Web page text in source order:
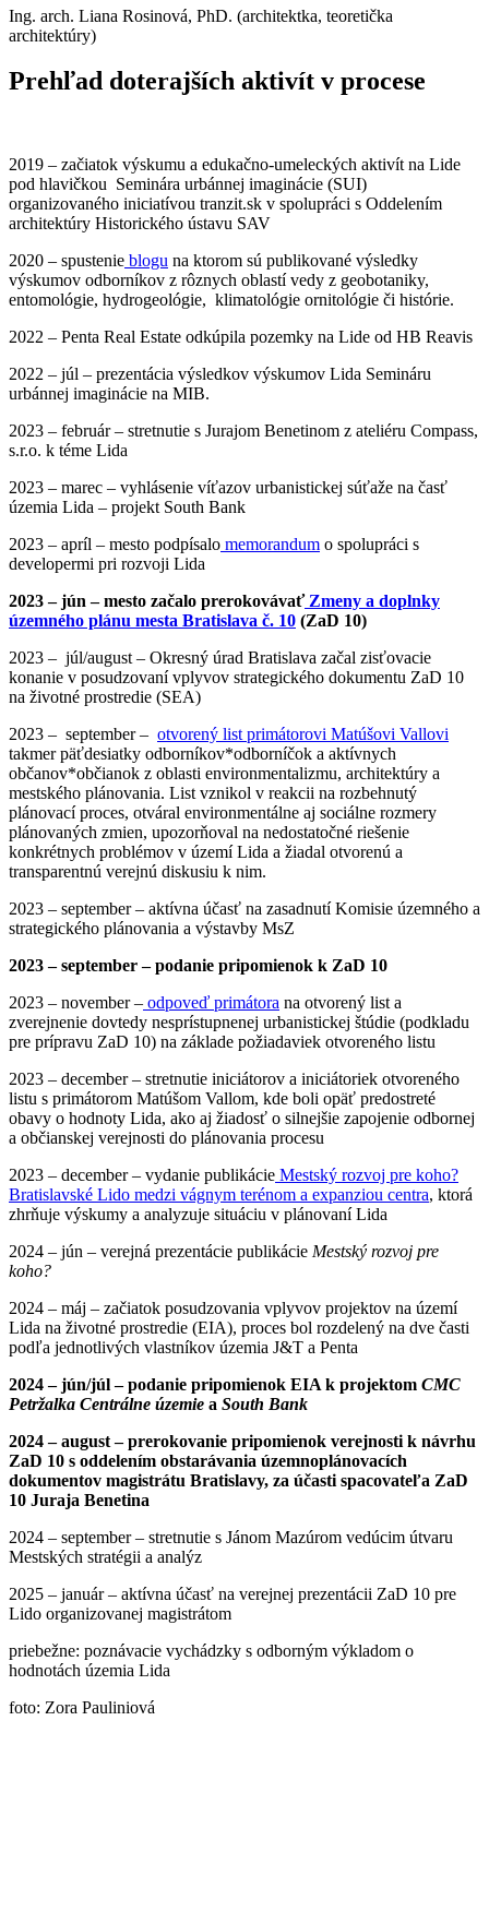
Ing. arch. Liana Rosinová, PhD. (architektka, teoretička
architektúry)
Prehľad doterajších aktivít v procese
2019 – začiatok výskumu a edukačno-umeleckých aktivít na Lide
pod hlavičkou Seminára urbánnej imaginácie (SUI)
organizovaného iniciatívou tranzit.sk v spolupráci s Oddelením
architektúry Historického ústavu SAV
2020 – spustenie blogu na ktorom sú publikované výsledky
výskumov odborníkov z rôznych oblastí vedy z geobotaniky,
entomológie, hydrogeológie, klimatológie ornitológie či histórie.
2022 – Penta Real Estate odkúpila pozemky na Lide od HB Reavis
2022 – júl – prezentácia výsledkov výskumov Lida Semináru
urbánnej imaginácie na MIB.
2023 – február – stretnutie s Jurajom Benetinom z ateliéru Compass,
s.r.o. k téme Lida
2023 – marec – vyhlásenie víťazov urbanistickej súťaže na časť
územia Lida – projekt South Bank
2023 – apríl – mesto podpísalo memorandum o spolupráci s
developermi pri rozvoji Lida
2023 – jún – mesto začalo prerokovávať Zmeny a doplnky
územného plánu mesta Bratislava č. 10 (ZaD 10)
2023 – júl/august – Okresný úrad Bratislava začal zisťovacie
konanie v posudzovaní vplyvov strategického dokumentu ZaD 10
na životné prostredie (SEA)
2023 – september – otvorený list primátorovi Matúšovi Vallovi
takmer päťdesiatky odborníkov*odborníčok a aktívnych
občanov*občianok z oblasti environmentalizmu, architektúry a
mestského plánovania. List vznikol v reakcii na rozbehnutý
plánovací proces, otváral environmentálne aj sociálne rozmery
plánovaných zmien, upozorňoval na nedostatočné riešenie
konkrétnych problémov v území Lida a žiadal otvorenú a
transparentnú verejnú diskusiu k nim.
2023 – september– aktívna účasť na zasadnutí Komisie územného a
strategického plánovania a výstavby MsZ
2023 – september – podanie pripomienok k ZaD 10
2023 – november – odpoveď primátora na otvorený list a
zverejnenie dovtedy nesprístupnenej urbanistickej štúdie (podkladu
pre prípravu ZaD 10) na základe požiadaviek otvoreného listu
2023 – december – stretnutie iniciátorov a iniciátoriek otvoreného
listu s primátorom Matúšom Vallom, kde boli opäť predostreté
obavy o hodnoty Lida, ako aj žiadosť o silnejšie zapojenie odbornej
a občianskej verejnosti do plánovania procesu
2023 – december – vydanie publikácie Mestský rozvoj pre koho?
Bratislavské Lido medzi vágnym terénom a expanziou centra, ktorá
zhrňuje výskumy a analyzuje situáciu v plánovaní Lida
2024 – jún – verejná prezentácie publikácie Mestský rozvoj pre
koho?
2024 – máj – začiatok posudzovania vplyvov projektov na území
Lida na životné prostredie (EIA), proces bol rozdelený na dve časti
podľa jednotlivých vlastníkov územia J&T a Penta
2024 – jún/júl – podanie pripomienok EIA k projektom CMC
Petržalka Centrálne územie a South Bank
2024 – august – prerokovanie pripomienok verejnosti k návrhu
ZaD 10 s oddelením obstarávania územnoplánovacích
dokumentov magistrátu Bratislavy, za účasti spacovateľa ZaD
10 Juraja Benetina
2024 – september – stretnutie s Jánom Mazúrom vedúcim útvaru
Mestských stratégii a analýz
2025 – január – aktívna účasť na verejnej prezentácii ZaD 10 pre
Lido organizovanej magistrátom
priebežne: poznávacie vychádzky s odborným výkladom o
hodnotách územia Lida
foto: Zora Pauliniová